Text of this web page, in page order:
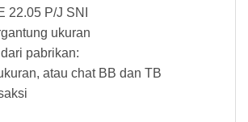
22.05 P/J SNI
ukuran
pabrikan:
atau chat BB dan TB